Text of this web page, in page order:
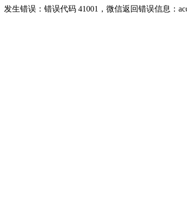
发生错误：错误代码 41001，微信返回错误信息：